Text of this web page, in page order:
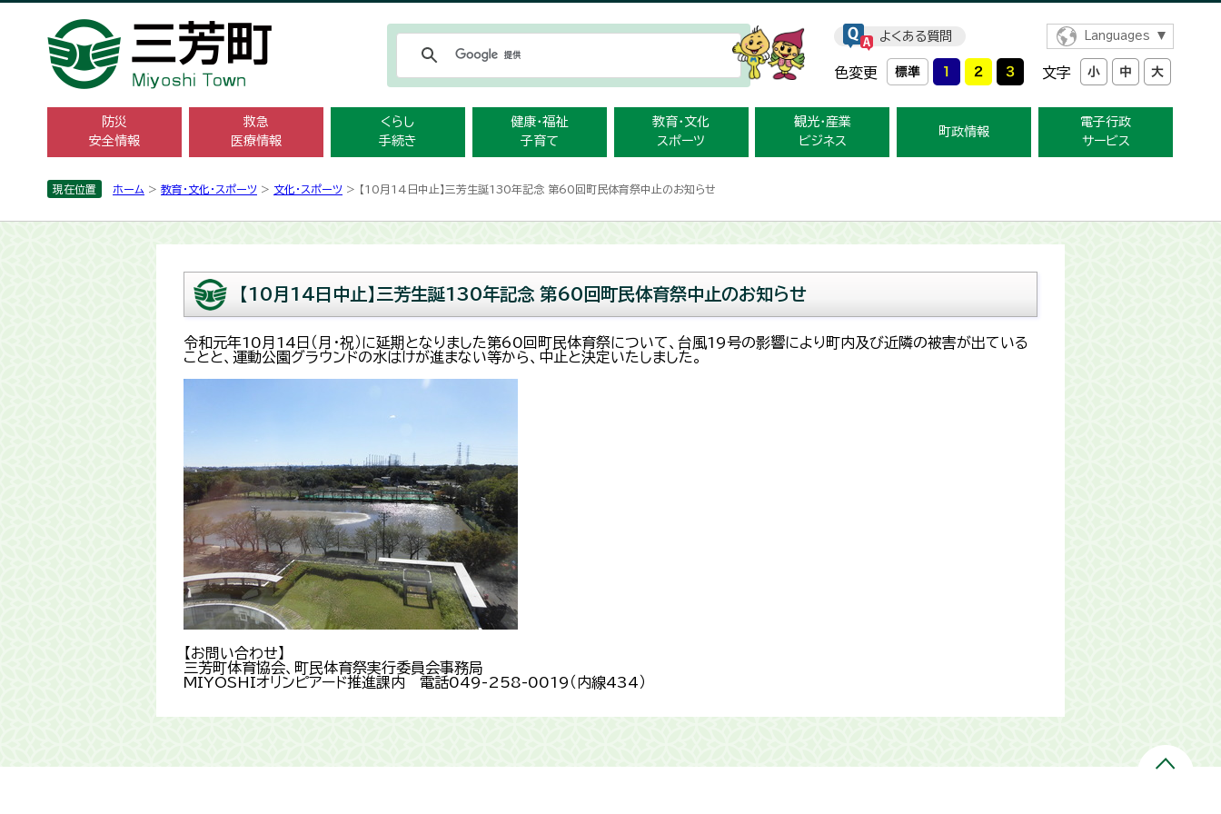
よくある質問 Languages
色変更 文字
防災
安全情報
救急
医療情報
くらし
手続き
健康・福祉
子育て
教育・文化
スポーツ
観光・産業
ビジネス
町政情報
電子行政
サービス
現在位置 ホーム > 教育・文化・スポーツ > 文化・スポーツ > 【10月14日中止】三芳生誕130年記念 第60回町民体育祭中止のお知らせ
【10月14日中止】三芳生誕130年記念 第60回町民体育祭中止のお知らせ
令和元年10月14日（月・祝）に延期となりました第60回町民体育祭について、台風19号の影響により町内及び近隣の被害が出ている
ことと、運動公園グラウンドの水はけが進まない等から、中止と決定いたしました。
【お問い合わせ】
三芳町体育協会、町民体育祭実行委員会事務局
MIYOSHIオリンピアード推進課内 電話049-258-0019（内線434）